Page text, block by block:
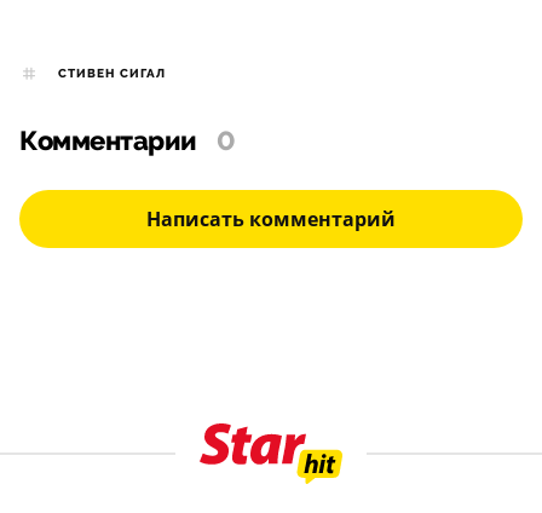
СТИВЕН СИГАЛ
Комментарии 0
Написать комментарий